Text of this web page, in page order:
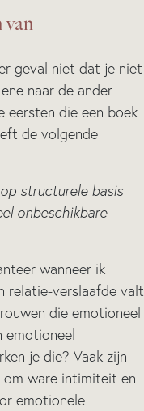
van
geval niet dat je niet
naar de ander
eersten die een boek
de volgende
structurele basis
onbeschikbare
wanneer ik
relatie-verslaafde valt
die emotioneel
emotioneel
je die? Vaak zijn
ware intimiteit en
emotionele